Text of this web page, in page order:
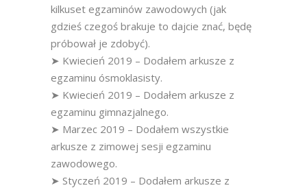
kilkuset egzaminów zawodowych (jak
gdzieś czegoś brakuje to dajcie znać, będę
próbował je zdobyć).
➤ Kwiecień 2019 – Dodałem arkusze z
egzaminu ósmoklasisty.
➤ Kwiecień 2019 – Dodałem arkusze z
egzaminu gimnazjalnego.
➤ Marzec 2019 – Dodałem wszystkie
arkusze z zimowej sesji egzaminu
zawodowego.
➤ Styczeń 2019 – Dodałem arkusze z